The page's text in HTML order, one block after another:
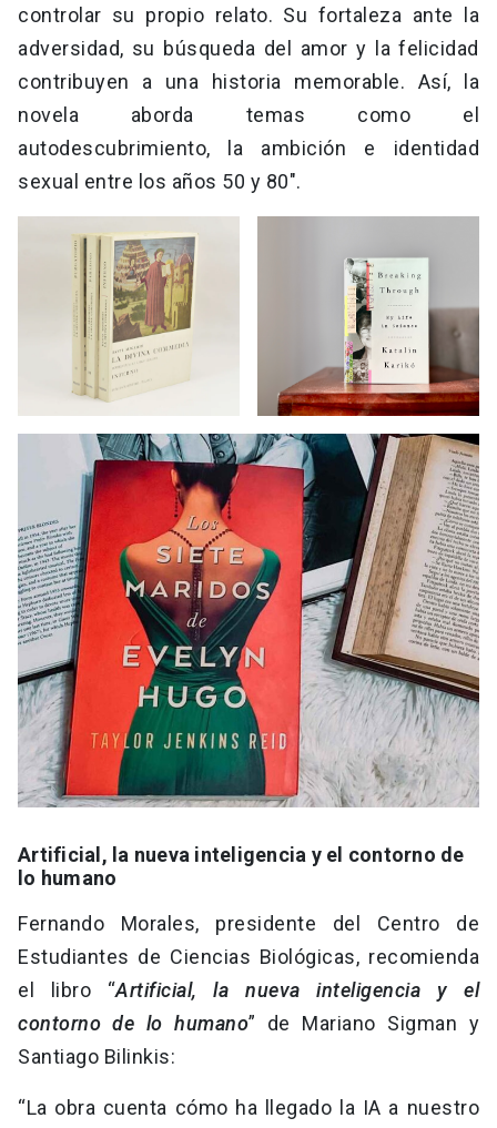
controlar su propio relato. Su fortaleza ante la
adversidad, su búsqueda del amor y la felicidad
contribuyen a una historia memorable. Así, la
novela aborda temas como el
autodescubrimiento, la ambición e identidad
sexual entre los años 50 y 80″.
Artificial, la nueva inteligencia y el contorno de
lo humano
Fernando Morales, presidente del Centro de
Estudiantes de Ciencias Biológicas, recomienda
el libro “Artificial, la nueva inteligencia y el
contorno de lo humano” de Mariano Sigman y
Santiago Bilinkis:
“La obra cuenta cómo ha llegado la IA a nuestro